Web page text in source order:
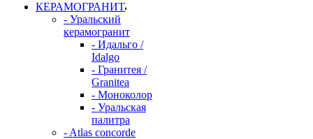
КЕРАМОГРАНИТ
- Уральский
керамогранит
- Идальго /
Idalgo
- Гранитея /
Granitea
- Моноколор
- Уральская
палитра
- Atlas concorde